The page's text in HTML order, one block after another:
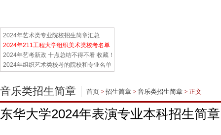
2024年艺术类专业院校招生简章汇总
2024年211工程大学组织美术类校考名单
2024年艺考新政 十点总结不得不看 收藏！
2024年组织艺术类校考的院校和专业名单
音乐类招生简章 首页 > 招生简章 > 音乐类招生简章 > 正文
东华大学2024年表演专业本科招生简章